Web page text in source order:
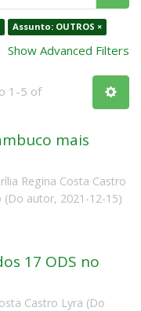
Assunto: OUTROS ×
Show Advanced Filters
1-5 of
mais
Regina Costa Castro
(Do autor, 2021-12-15)
17 ODS no
Castro Lyra (Do